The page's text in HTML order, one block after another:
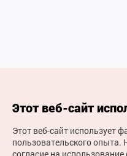
Этот веб-сайт
Этот веб-сайт использует
пользовательского опыта.